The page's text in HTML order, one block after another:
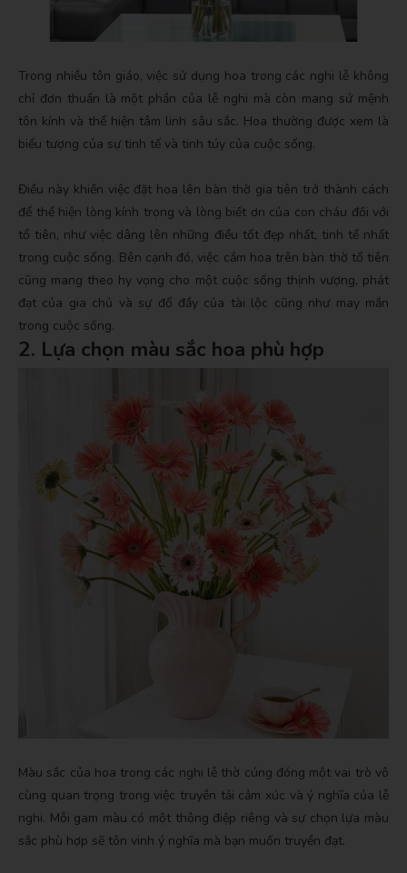
Trong nhiều tôn giáo, việc sử dụng hoa trong các nghi lễ không
chỉ đơn thuần là một phần của lễ nghi mà còn mang sứ mệnh
tôn kính và thể hiện tâm linh sâu sắc. Hoa thường được xem là
biểu tượng của sự tinh tế và tinh túy của cuộc sống.
Điều này khiến việc đặt hoa lên bàn thờ gia tiên trở thành cách
để thể hiện lòng kính trọng và lòng biết ơn của con cháu đối với
tổ tiên, như việc dâng lên những điều tốt đẹp nhất, tinh tế nhất
trong cuộc sống. Bên cạnh đó, việc cắm hoa trên bàn thờ tổ tiên
cũng mang theo hy vọng cho một cuộc sống thịnh vượng, phát
đạt của gia chủ và sự đổ đầy của tài lộc cũng như may mắn
trong cuộc sống.
2. Lựa chọn màu sắc hoa phù hợp
Màu sắc của hoa trong các nghi lễ thờ cúng đóng một vai trò vô
cùng quan trọng trong việc truyền tải cảm xúc và ý nghĩa của lễ
nghi. Mỗi gam màu có một thông điệp riêng và sự chọn lựa màu
sắc phù hợp sẽ tôn vinh ý nghĩa mà bạn muốn truyền đạt.